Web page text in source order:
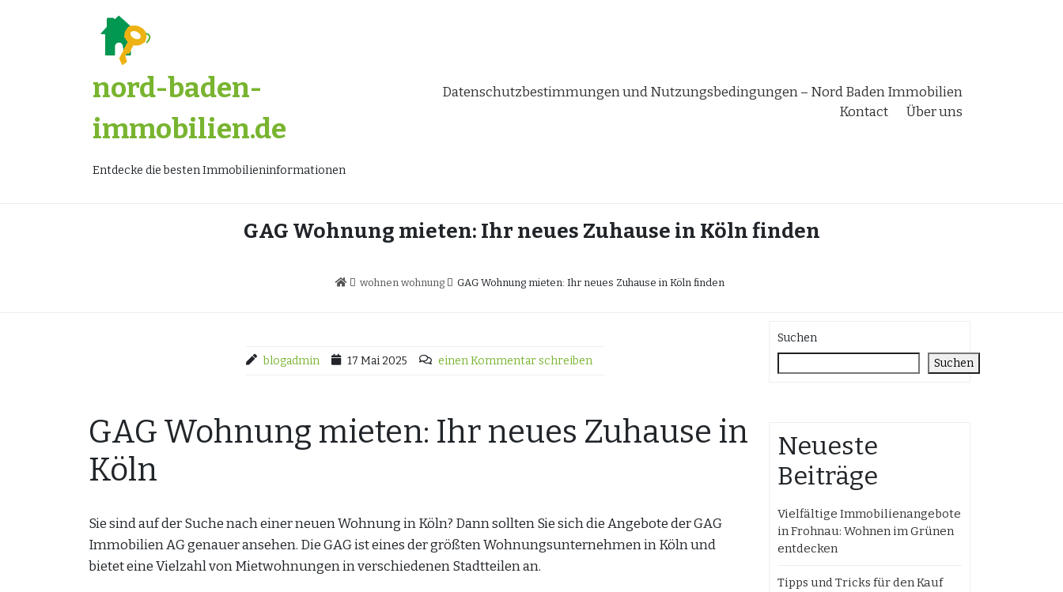
nord-baden-
immobilien.de
Entdecke die besten Immobilieninformationen
Datenschutzbestimmungen und Nutzungsbedingungen – Nord Baden Immobilien
Kontact
Über uns
GAG Wohnung mieten: Ihr neues Zuhause in Köln finden
wohnen wohnung GAG Wohnung mieten: Ihr neues Zuhause in Köln finden
blogadmin 17 Mai 2025 einen Kommentar schreiben
GAG Wohnung mieten: Ihr neues Zuhause in
Köln
Sie sind auf der Suche nach einer neuen Wohnung in Köln? Dann sollten Sie sich die Angebote der GAG
Immobilien AG genauer ansehen. Die GAG ist eines der größten Wohnungsunternehmen in Köln und
bietet eine Vielzahl von Mietwohnungen in verschiedenen Stadtteilen an.
Suchen
Suchen
Neueste
Beiträge
Vielfältige Immobilienangebote
in Frohnau: Wohnen im Grünen
entdecken
Tipps und Tricks für den Kauf